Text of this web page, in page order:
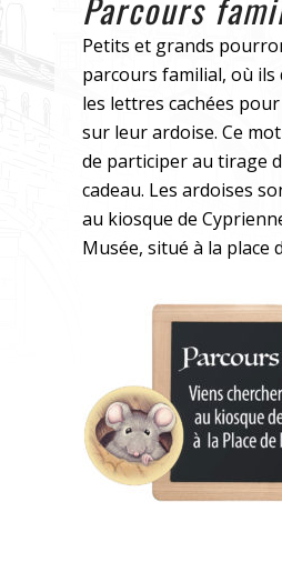
Petits et grands
parcours familial, où
les lettres cachées
sur leur ardoise. Ce
de participer au tirage
cadeau. Les ardoises
au kiosque de
Musée, situé à la place